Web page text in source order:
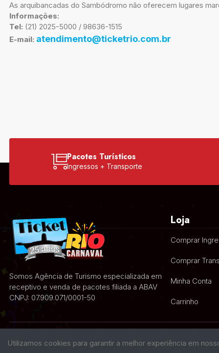
As arquibancadas do Sambódromo não oferecem lugares
Informações:
Tel: (21) 2025-5000 / 98636-1515
E-mail: atendimento@ticketrio.com.br
Pacotes Turísticos
Ingressos + Transporte
Somos Agência de Turismo especializada em
receptivo e venda de pacotes filiada a ABAV
CNPJ: 07.909.071/0001-50
Loja
Comprar
Comprar
Minha Conta
Carrinho
Utilizamos cookies para garantir a melhor experiência em